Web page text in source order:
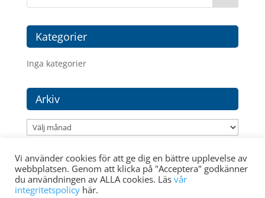
Kategorier
Inga kategorier
Arkiv
Arkiv
Vi använder cookies för att ge dig en bättre upplevelse av
webbplatsen. Genom att klicka på "Acceptera" godkänner
du användningen av ALLA cookies. Läs vår
integritetspolicy här.